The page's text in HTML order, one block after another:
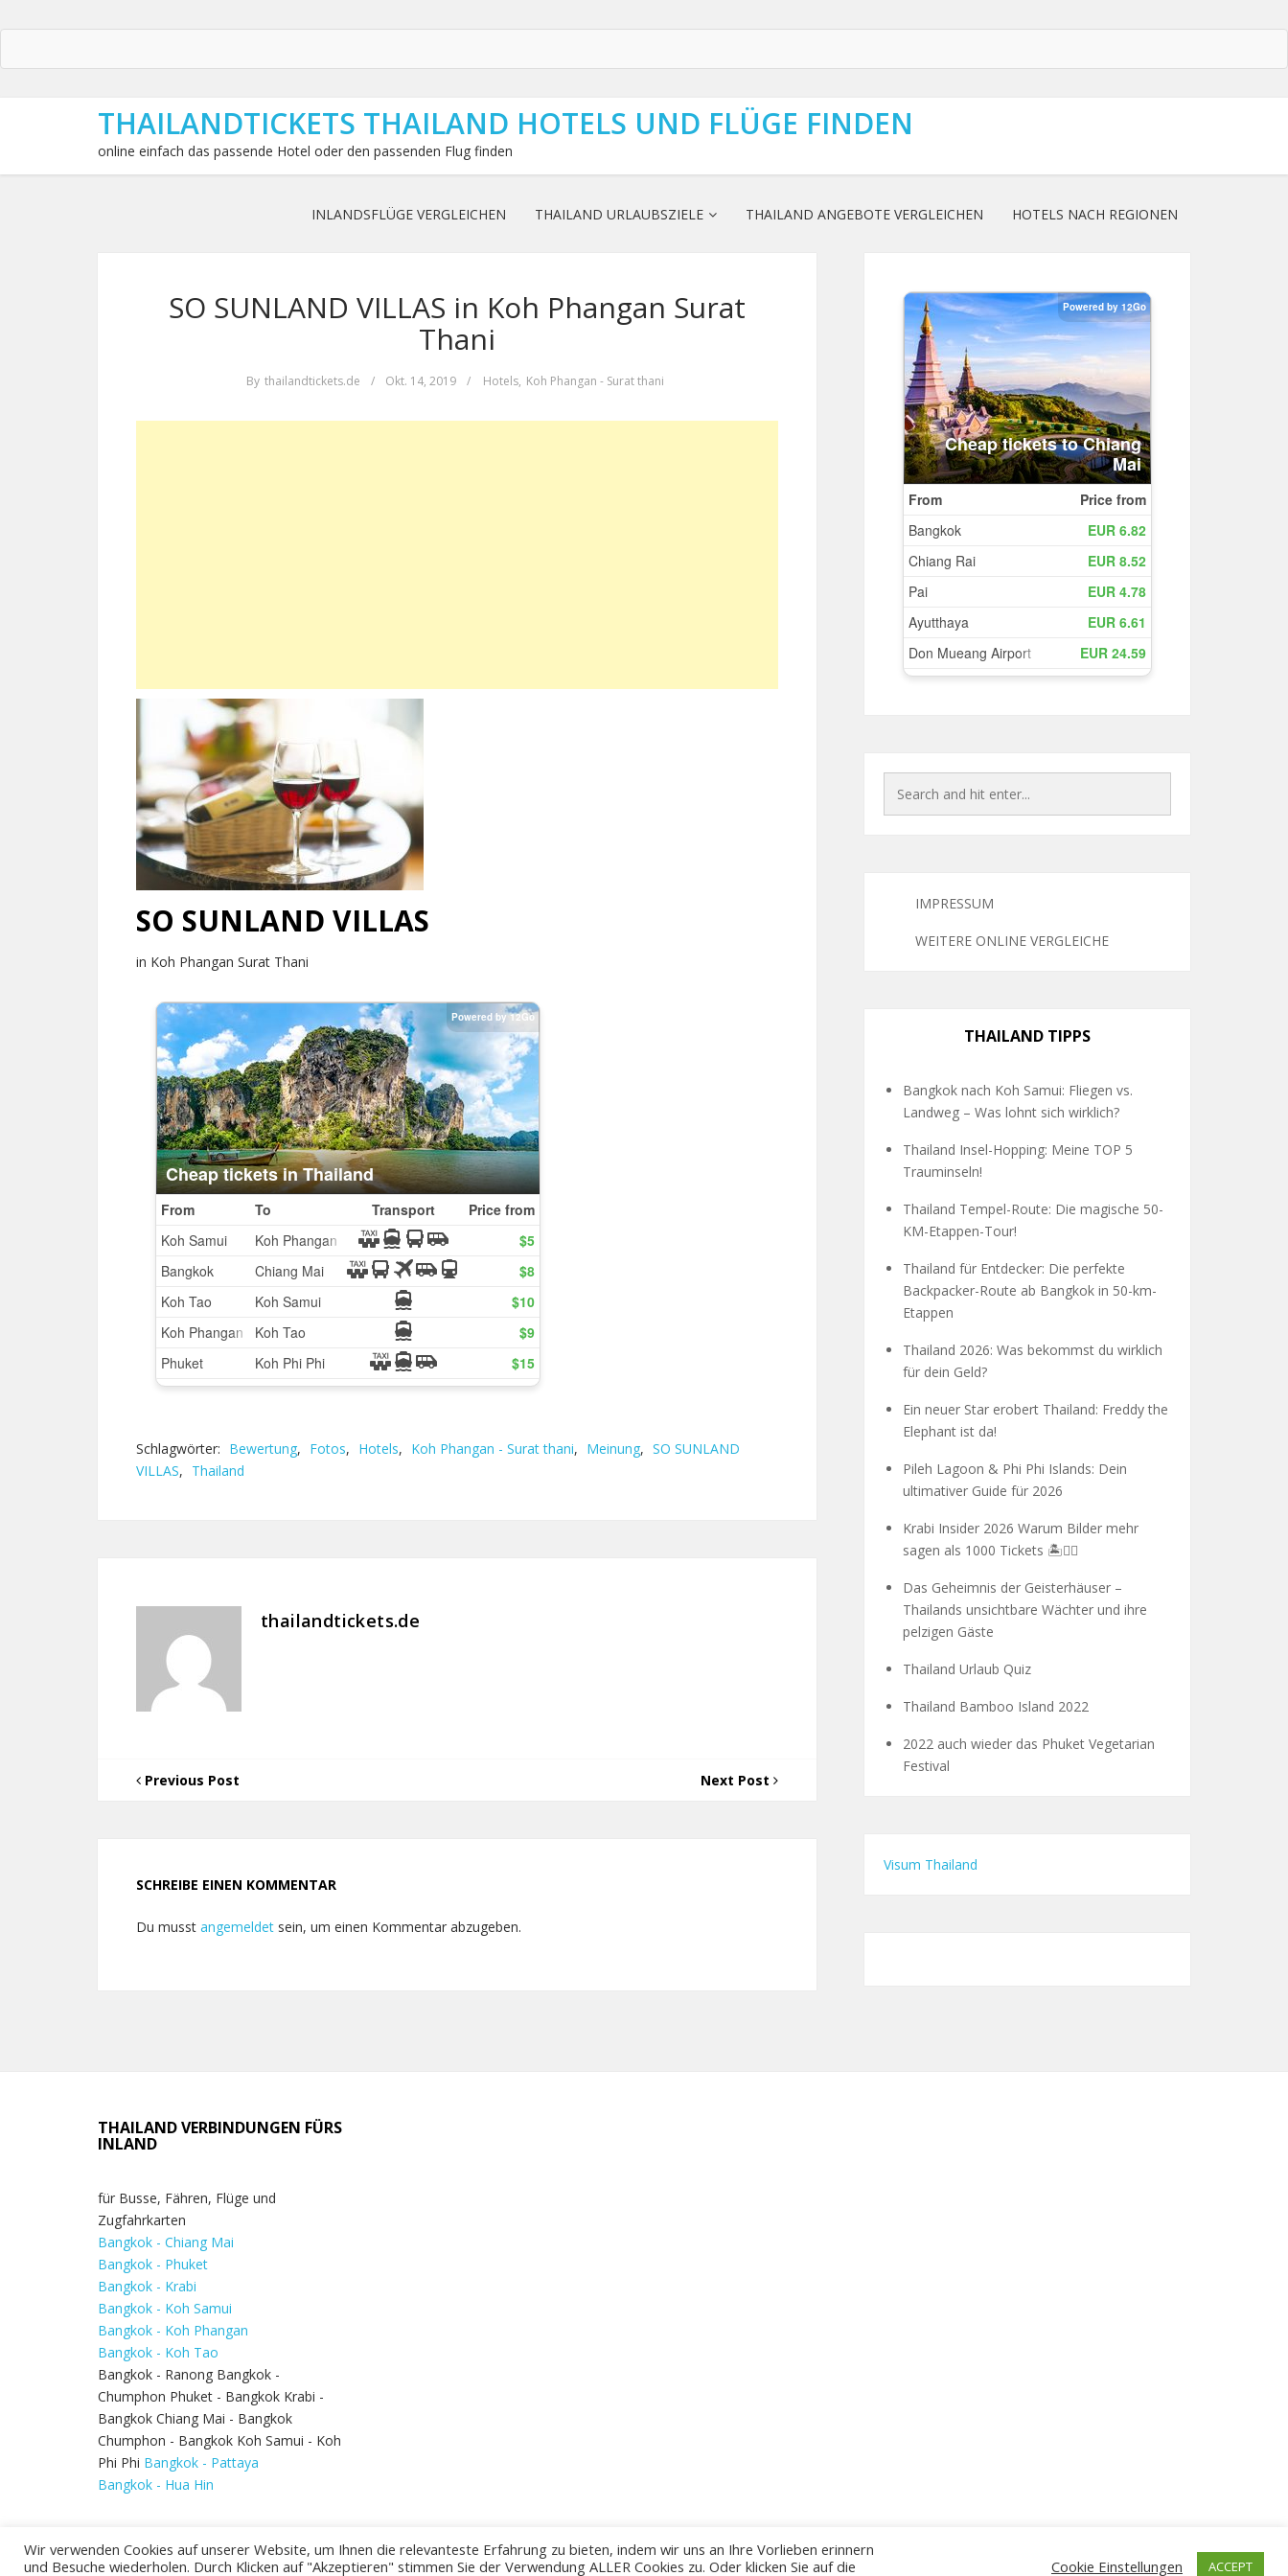
THAILANDTICKETS THAILAND HOTELS UND FLÜGE FINDEN
online einfach das passende Hotel oder den passenden Flug finden
INLANDSFLÜGE VERGLEICHEN THAILAND URLAUBSZIELE THAILAND ANGEBOTE VERGLEICHEN HOTELS NACH REGIONEN
SO SUNLAND VILLAS in Koh Phangan Surat
Thani
By thailandtickets.de / Okt. 14, 2019 / Hotels, Koh Phangan - Surat thani
SO SUNLAND VILLAS
in Koh Phangan Surat Thani
Schlagwörter: Bewertung, Fotos, Hotels, Koh Phangan - Surat thani, Meinung, SO SUNLAND
VILLAS, Thailand
thailandtickets.de
Previous Post Next Post
SCHREIBE EINEN KOMMENTAR
Du musst angemeldet sein, um einen Kommentar abzugeben.
IMPRESSUM
WEITERE ONLINE VERGLEICHE
THAILAND TIPPS
Bangkok nach Koh Samui: Fliegen vs.
Landweg – Was lohnt sich wirklich?
Thailand Insel-Hopping: Meine TOP 5
Trauminseln!
Thailand Tempel-Route: Die magische 50-
KM-Etappen-Tour!
Thailand für Entdecker: Die perfekte
Backpacker-Route ab Bangkok in 50-km-
Etappen
Thailand 2026: Was bekommst du wirklich
für dein Geld?
Ein neuer Star erobert Thailand: Freddy the
Elephant ist da!
Pileh Lagoon & Phi Phi Islands: Dein
ultimativer Guide für 2026
Krabi Insider 2026 Warum Bilder mehr
sagen als 1000 Tickets 🏝️🧗‍♂️
Das Geheimnis der Geisterhäuser –
Thailands unsichtbare Wächter und ihre
pelzigen Gäste
Thailand Urlaub Quiz
Thailand Bamboo Island 2022
2022 auch wieder das Phuket Vegetarian
Festival
Visum Thailand
THAILAND VERBINDUNGEN FÜRS
INLAND
für Busse, Fähren, Flüge und
Zugfahrkarten
Bangkok - Chiang Mai
Bangkok - Phuket
Bangkok - Krabi
Bangkok - Koh Samui
Bangkok - Koh Phangan
Bangkok - Koh Tao
Bangkok - Ranong Bangkok -
Chumphon Phuket - Bangkok Krabi -
Bangkok Chiang Mai - Bangkok
Chumphon - Bangkok Koh Samui - Koh
Phi Phi Bangkok - Pattaya
Bangkok - Hua Hin
Wir verwenden Cookies auf unserer Website, um Ihnen die relevanteste Erfahrung zu bieten, indem wir uns an Ihre Vorlieben erinnern
und Besuche wiederholen. Durch Klicken auf "Akzeptieren" stimmen Sie der Verwendung ALLER Cookies zu. Oder klicken Sie auf die
Cookie Einstellungen ACCEPT